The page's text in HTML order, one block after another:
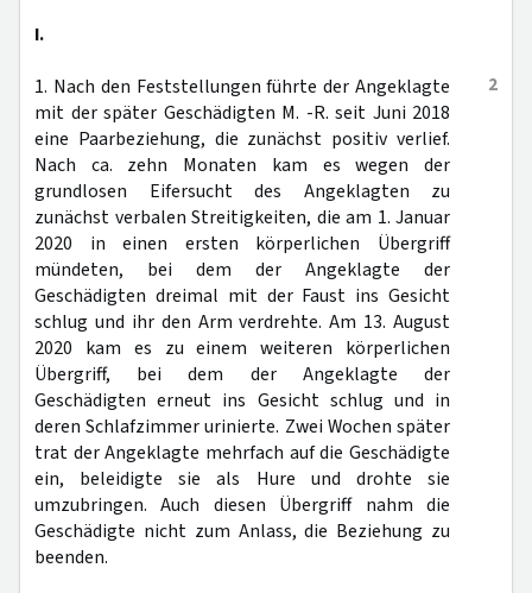
I.
2
1. Nach den Feststellungen führte der Angeklagte
mit der später Geschädigten M. -R. seit Juni 2018
eine Paarbeziehung, die zunächst positiv verlief.
Nach ca. zehn Monaten kam es wegen der
grundlosen Eifersucht des Angeklagten zu
zunächst verbalen Streitigkeiten, die am 1. Januar
2020 in einen ersten körperlichen Übergriff
mündeten, bei dem der Angeklagte der
Geschädigten dreimal mit der Faust ins Gesicht
schlug und ihr den Arm verdrehte. Am 13. August
2020 kam es zu einem weiteren körperlichen
Übergriff, bei dem der Angeklagte der
Geschädigten erneut ins Gesicht schlug und in
deren Schlafzimmer urinierte. Zwei Wochen später
trat der Angeklagte mehrfach auf die Geschädigte
ein, beleidigte sie als Hure und drohte sie
umzubringen. Auch diesen Übergriff nahm die
Geschädigte nicht zum Anlass, die Beziehung zu
beenden.